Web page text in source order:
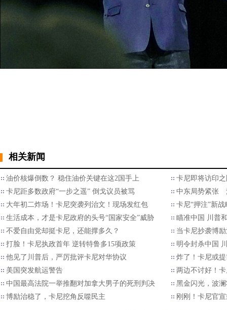
相关新闻
油价核爆倒数？ 稳住油价关键在这2国手上
卡尼即将访印
卡尼距多数政府“一步之遥” 倒戈议员被骂
中东局势紧张
大年初二炸场！卡尼突袭列治文！现场发红包
卡尼“押注”新
生活成本，才是卡尼政府的头号“国家安全”威胁
瞄准中国 川普
不爱自由党却挺卡尼，还能撑多久？
当卡尼抄袭博
打脸！卡尼执政首年 逆转特鲁多15项政策
明令封杀中国
他见了川普后，严厉批评卡尼对华协议
炸了！卡尼或
美国突发航运警告
两边不讨好！
中国最高法院一举推翻对加拿大男子的死刑判决
黑金闪光，波
博励治稳了，卡尼挖角反噬民主
刚刚！卡尼官